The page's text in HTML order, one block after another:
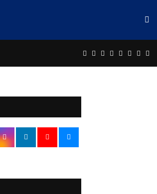
Facebook
TwitterInstagram
Linkedin
Youtube
Email
Rss